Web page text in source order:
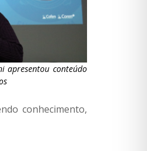
apresentou conteúdo
conhecimento,